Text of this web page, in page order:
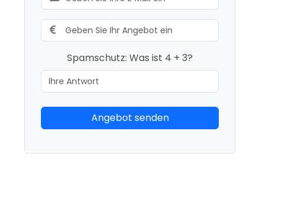
Spamschutz: Was ist 4 + 3?
Angebot senden